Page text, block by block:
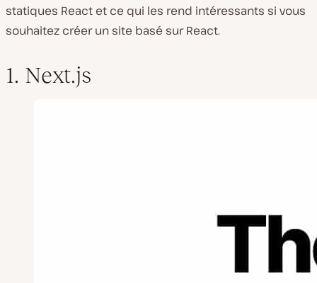
statiques React et ce qui les rend intéressants si vous
souhaitez créer un site basé sur React.
1. Next.js